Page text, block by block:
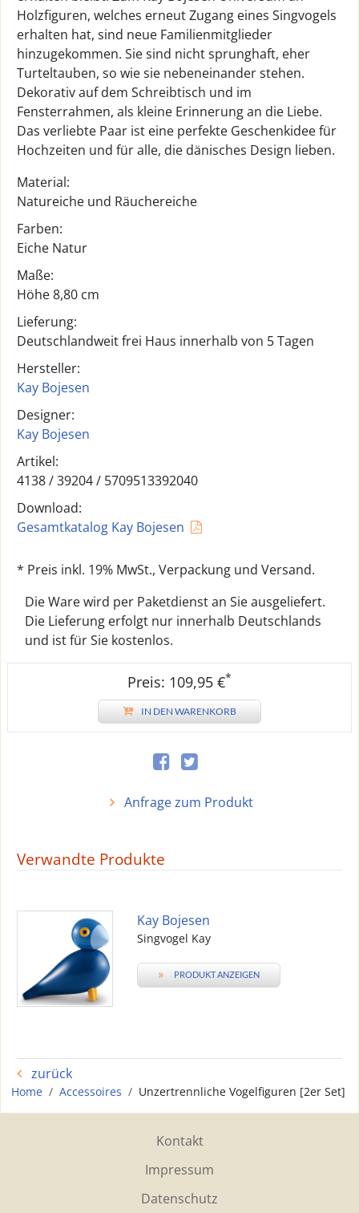
Holzfiguren, welches erneut Zugang eines Singvogels
erhalten hat, sind neue Familienmitglieder
hinzugekommen. Sie sind nicht sprunghaft, eher
Turteltauben, so wie sie nebeneinander stehen.
Dekorativ auf dem Schreibtisch und im
Fensterrahmen, als kleine Erinnerung an die Liebe.
Das verliebte Paar ist eine perfekte Geschenkidee für
Hochzeiten und für alle, die dänisches Design lieben.
Material:
Natureiche und Räuchereiche
Farben:
Eiche Natur
Maße:
Höhe 8,80 cm
Lieferung:
Deutschlandweit frei Haus innerhalb von 5 Tagen
Hersteller:
Kay Bojesen
Designer:
Kay Bojesen
Artikel:
4138 /39204/ 5709513392040
Download:
Gesamtkatalog Kay Bojesen
* Preis inkl. 19% MwSt., Verpackung und Versand.
Die Ware wird per Paketdienst an Sie ausgeliefert.
Die Lieferung erfolgt nur innerhalb Deutschlands
und ist für Sie kostenlos.
Preis: 109,95 €*
IN DEN WARENKORB
Anfrage zum Produkt
Verwandte Produkte
Kay Bojesen
Singvogel Kay
» PRODUKT ANZEIGEN
zurück
Home Accessoires Unzertrennliche Vogelfiguren [2er Set]
Kontakt
Impressum
Datenschutz